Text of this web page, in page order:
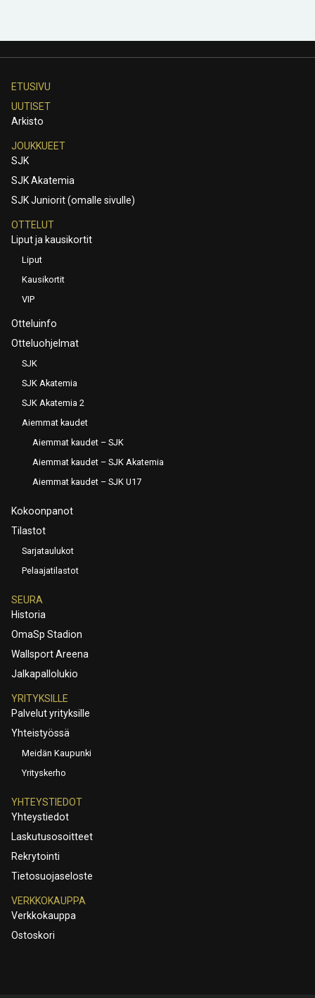
ETUSIVU
UUTISET
Arkisto
JOUKKUEET
SJK
SJK Akatemia
SJK Juniorit (omalle sivulle)
OTTELUT
Liput ja kausikortit
Liput
Kausikortit
VIP
Otteluinfo
Otteluohjelmat
SJK
SJK Akatemia
SJK Akatemia 2
Aiemmat kaudet
Aiemmat kaudet – SJK
Aiemmat kaudet – SJK Akatemia
Aiemmat kaudet – SJK U17
Kokoonpanot
Tilastot
Sarjataulukot
Pelaajatilastot
SEURA
Historia
OmaSp Stadion
Wallsport Areena
Jalkapallolukio
YRITYKSILLE
Palvelut yrityksille
Yhteistyössä
Meidän Kaupunki
Yrityskerho
YHTEYSTIEDOT
Yhteystiedot
Laskutusosoitteet
Rekrytointi
Tietosuojaseloste
VERKKOKAUPPA
Verkkokauppa
Ostoskori